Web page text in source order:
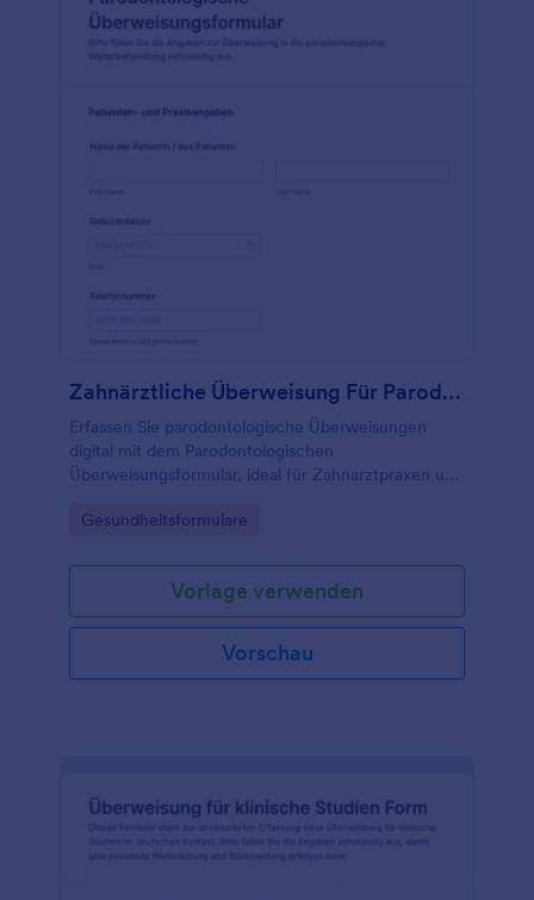
Zahnärztliche Überweisung Für Parodontologie Fragebogen
Erfassen Sie parodontologische Überweisungen
digital mit dem Parodontologischen
Überweisungsformular, ideal für Zahnarztpraxen und
klarer Weitergabe über Jotform Formularvorlagen.
Go to Category:
Gesundheitsformulare
Vorlage verwenden
Vorschau